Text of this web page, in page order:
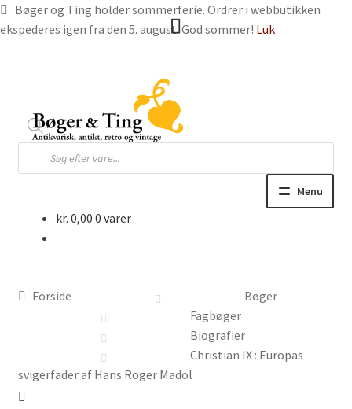
Bøger og Ting holder sommerferie. Ordrer i webbutikken
ekspederes igen fra den 5. august. God sommer! Luk
navigation
indhold
Products
search
Menu
Ting
kr. 0,00 0 varer
Forside
Bøger
Fagbøger
Biografier
Christian IX : Europas
svigerfader af Hans Roger Madol